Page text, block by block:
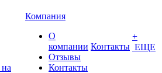
Компания
О
компании
Отзывы
Контакты
Контакты
+
ЕЩЕ